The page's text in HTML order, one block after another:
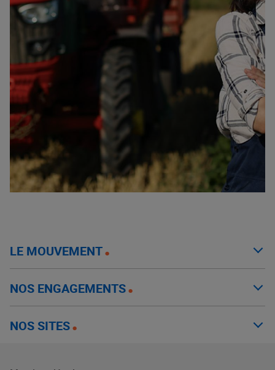
LE MOUVEMENT
NOS ENGAGEMENTS
NOS SITES